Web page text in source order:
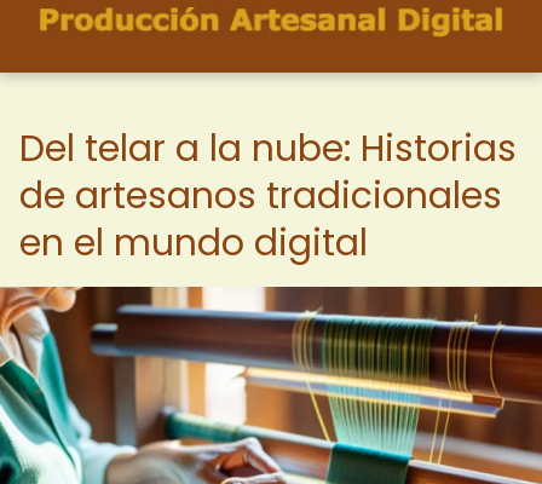
Del telar a la nube: Historias
de artesanos tradicionales
en el mundo digital